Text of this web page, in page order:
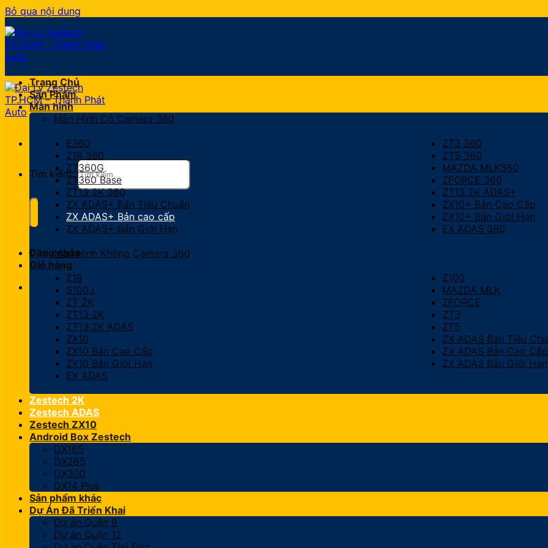
Bỏ qua nội dung
Tìm kiếm:
Đăng nhập
Giỏ hàng
Trang Chủ
Sản Phẩm
Màn hình
Màn Hình Có Camera 360
E360
ZT3 360
Z18 360
ZT5 360
ZT360G
MAZDA MLK360
ZT360 Base
ZFORCE 360
ZT13 2K 360
ZT13 2K ADAS+
ZX ADAS+ Bản Tiêu Chuẩn
ZX10+ Bản Cao Cấp
ZX ADAS+ Bản cao cấp
ZX10+ Bản Giới Hạn
ZX ADAS+ Bản Giới Hạn
EX ADAS 360
Màn Hình Không Camera 360
Z18
Z100
S100J
MAZDA MLK
ZT 2K
ZFORCE
ZT13 2K
ZT3
ZT13 2K ADAS
ZT5
ZX10
ZX ADAS Bản Tiêu
ZX10 Bản Cao Cấp
ZX ADAS Bản Cao Cấp
ZX10 Bản Giới Hạn
ZX ADAS Bản Giới Hạn
EX ADAS
Zestech 2K
Zestech ADAS
Zestech ZX10
Android Box Zestech
DX165
DX265
DX300
DX14 Plus
Sản phẩm khác
Dự Án Đã Triển Khai
Dự án Quận 9
Dự án Quận 12